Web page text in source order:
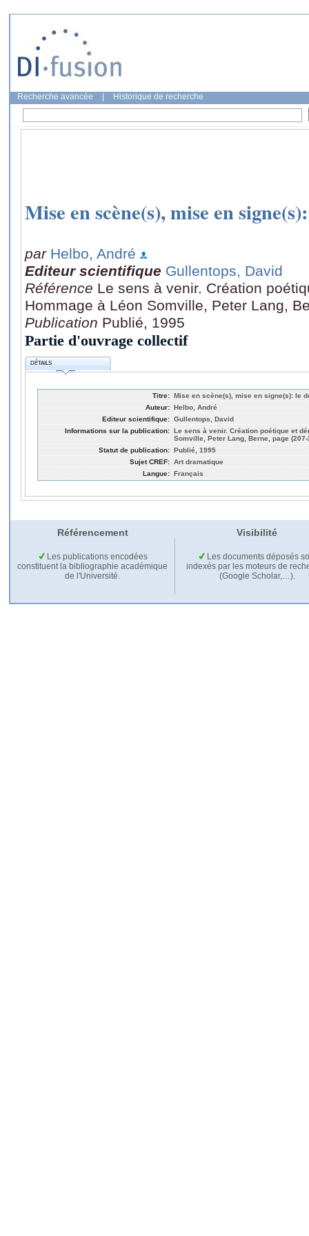
Recherche avancée Historique de recherche
Mise en scène(s), mise en
par Helbo, André
Editeur scientifique Gullentops, David
Référence Le sens à venir. Création
Hommage à Léon Somville, Peter Lang,
Publication Publié, 1995
Partie d'ouvrage collectif
DÉTAILS
Titre: Mise en scène(s), mise en signe(s): le
Auteur: Helbo, André
Editeur scientifique: Gullentops, David
Informations sur la publication: Le sens à venir. Création poétique et
Somville, Peter Lang, Berne, page (207-
Statut de publication: Publié, 1995
Sujet CREF: Art dramatique
Langue: Français
Référencement Visibilité
Les publications encodées
constituent la bibliographie académique
de l'Université.
Les documents déposés
indexés par les moteurs de
(Google Scholar,…).